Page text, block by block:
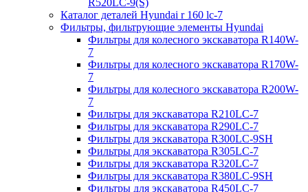
R520LC-9(S)
Каталог деталей Hyundai r 160 lc-7
Фильтры, фильтрующие элементы Hyundai
Фильтры для колесного экскаватора R140W-
7
Фильтры для колесного экскаватора R170W-
7
Фильтры для колесного экскаватора R200W-
7
Фильтры для экскаватора R210LC-7
Фильтры для экскаватора R290LC-7
Фильтры для экскаватора R300LC-9SH
Фильтры для экскаватора R305LC-7
Фильтры для экскаватора R320LC-7
Фильтры для экскаватора R380LC-9SH
Фильтры для экскаватора R450LC-7